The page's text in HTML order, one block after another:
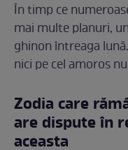
În timp ce
mai multe planuri,
ghinon întreaga
nici pe cel amoros
Zodia care
are dispute în
aceasta